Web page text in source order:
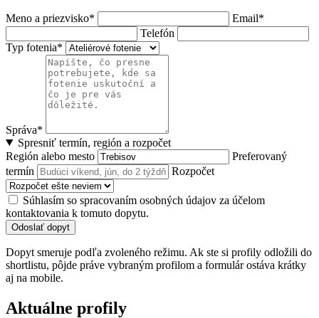
Meno a priezvisko*
Email*
Telefón
Typ fotenia*
Správa*
Spresniť termín, región a rozpočet
Región alebo mesto
Preferovaný
termín
Rozpočet
Súhlasím so spracovaním osobných údajov za účelom
kontaktovania k tomuto dopytu.
Odoslať dopyt
Dopyt smeruje podľa zvoleného režimu. Ak ste si profily odložili do
shortlistu, pôjde práve vybraným profilom a formulár ostáva krátky
aj na mobile.
Aktuálne profily